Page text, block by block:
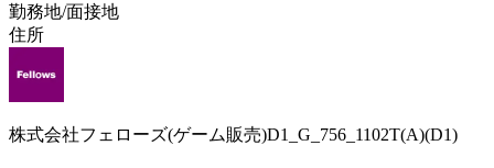
勤務地/面接地
住所
株式会社フェローズ(ゲーム販売)D1_G_756_1102T(A)(D1)